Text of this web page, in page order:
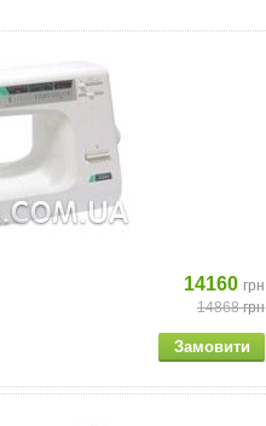
14160 грн
14868грн